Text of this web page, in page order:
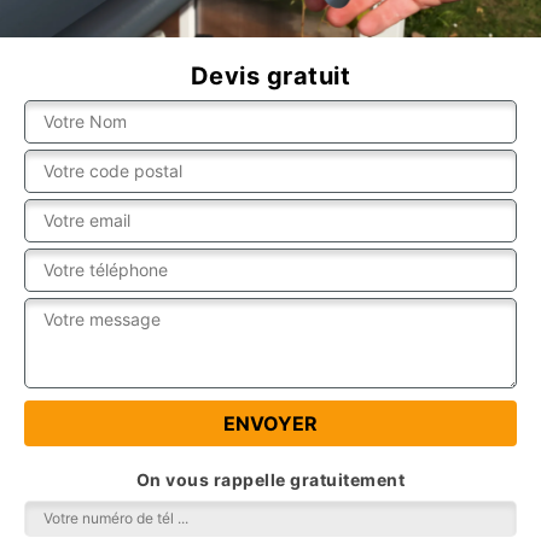
Devis gratuit
On vous rappelle gratuitement